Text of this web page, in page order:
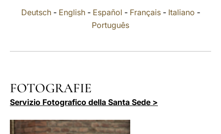
Deutsch- English- Español - Français- Italiano -
Português
FOTOGRAFIE
Servizio Fotografico della Santa Sede >